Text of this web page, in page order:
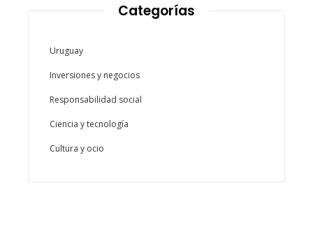
Categorías
Uruguay
Inversiones y negocios
Responsabilidad social
Ciencia y tecnología
Cultura y ocio